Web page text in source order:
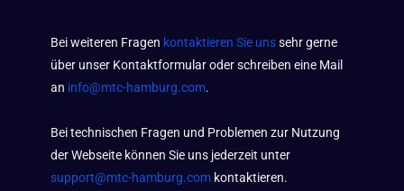
Bei weiteren Fragen kontaktieren Sie unssehr gerne
über unser Kontaktformular oder schreiben eine Mail
an info@mtc-hamburg.com.
Bei technischen Fragen und Problemen zur Nutzung
der Webseite können Sie uns jederzeit unter
support@mtc-hamburg.com kontaktieren.